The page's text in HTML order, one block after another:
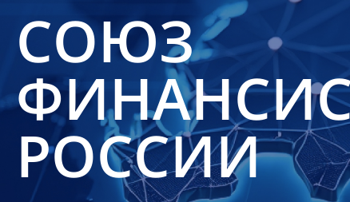
СОЮЗ
РОССИИ